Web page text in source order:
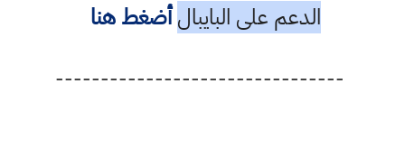
الدعم على البايبال أضغط هنا
--------------------------------